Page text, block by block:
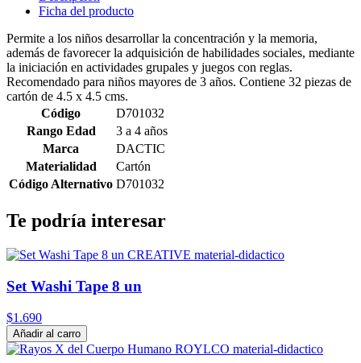
Ficha del producto
Permite a los niños desarrollar la concentración y la memoria,
además de favorecer la adquisición de habilidades sociales, mediante
la iniciación en actividades grupales y juegos con reglas.
Recomendado para niños mayores de 3 años. Contiene 32 piezas de
cartón de 4.5 x 4.5 cms.
Código
D701032
Rango Edad
3 a 4 años
Marca
DACTIC
Materialidad
Cartón
Código Alternativo D701032
Te podría interesar
Set Washi Tape 8 un
$1.690
Añadir al carro